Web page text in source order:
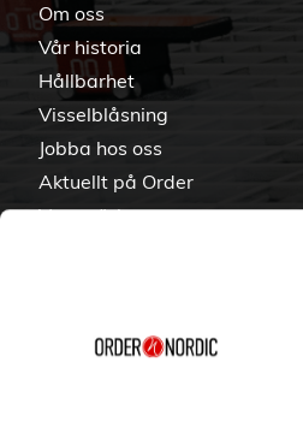
Om oss
Vår historia
Hållbarhet
Visselblåsning
Jobba hos oss
Aktuellt på Order
Varumärken